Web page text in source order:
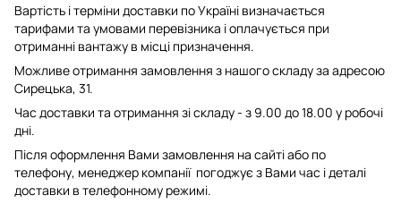
Вартість і терміни доставки по Україні визначається
тарифами та умовами перевізника і оплачується при
отриманні вантажу в місці призначення.
Можливе отримання замовлення з нашого складу за адресою
Сирецька, 31.
Час доставки та отримання зі складу - з 9.00 до 18.00 у робочі
дні.
Після оформлення Вами замовлення на сайті або по
телефону, менеджер компанії погоджує з Вами час і деталі
доставки в телефонному режимі.